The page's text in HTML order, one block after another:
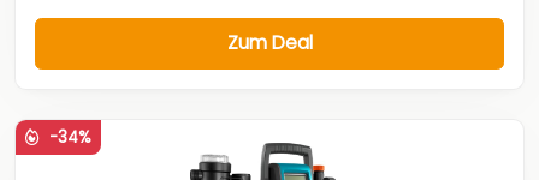
Zum Deal
-34%